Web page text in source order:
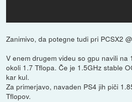
Zanimivo, da potegne tudi pri PCSX2
V enem drugem videu so gpu navili na
okoli 1.7 Tflopa. Če je 1.5GHz stable
kar kul.
Za primerjavo, navaden PS4 jih piči
Tflopov.